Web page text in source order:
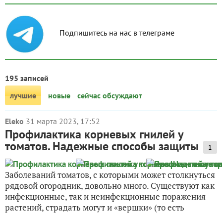
Подпишитесь на нас в телеграме
195 записей
лучшие
новые сейчас обсуждают
Eleko 31 марта 2023, 17:52
Профилактика корневых гнилей у
томатов. Надежные способы защиты 1
Заболеваний томатов, с которыми может столкнуться
рядовой огородник, довольно много. Существуют как
инфекционные, так и неинфекционные поражения
растений, страдать могут и «вершки» (то есть